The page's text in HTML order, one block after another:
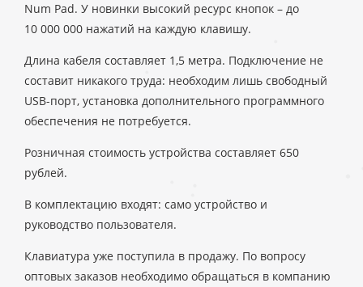
Num Pad. У новинки высокий ресурс кнопок – до
10 000 000 нажатий на каждую клавишу.
Длина кабеля составляет 1,5 метра. Подключение не
составит никакого труда: необходим лишь свободный
USB-порт, установка дополнительного программного
обеспечения не потребуется.
Розничная стоимость устройства составляет 650
рублей.
В комплектацию входят: само устройство и
руководство пользователя.
Клавиатура уже поступила в продажу. По вопросу
оптовых заказов необходимо обращаться в компанию